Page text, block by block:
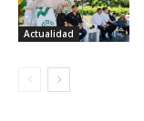
Actualidad